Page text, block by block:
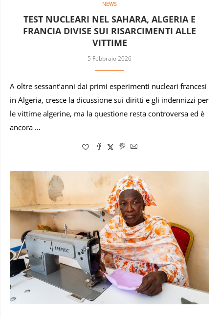
NEWS
TEST NUCLEARI NEL SAHARA, ALGERIA E
FRANCIA DIVISE SUI RISARCIMENTI ALLE
VITTIME
5 Febbraio 2026
A oltre sessant’anni dai primi esperimenti nucleari francesi
in Algeria, cresce la dicussione sui diritti e gli indennizzi per
le vittime algerine, ma la questione resta controversa ed è
ancora …